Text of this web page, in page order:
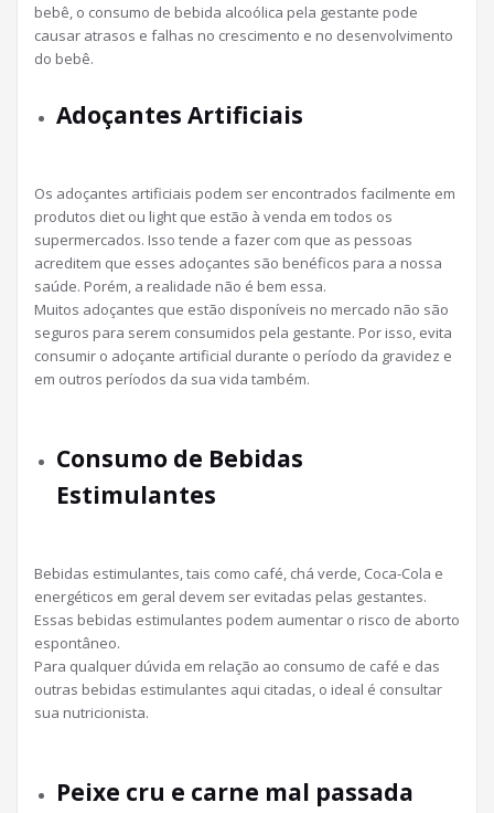
bebê, o consumo de bebida alcoólica pela gestante pode
causar atrasos e falhas no crescimento e no desenvolvimento
do bebê.
Adoçantes Artificiais
Os adoçantes artificiais podem ser encontrados facilmente em
produtos diet ou light que estão à venda em todos os
supermercados. Isso tende a fazer com que as pessoas
acreditem que esses adoçantes são benéficos para a nossa
saúde. Porém, a realidade não é bem essa.
Muitos adoçantes que estão disponíveis no mercado não são
seguros para serem consumidos pela gestante. Por isso, evita
consumir o adoçante artificial durante o período da gravidez e
em outros períodos da sua vida também.
Consumo de Bebidas
Estimulantes
Bebidas estimulantes, tais como café, chá verde, Coca-Cola e
energéticos em geral devem ser evitadas pelas gestantes.
Essas bebidas estimulantes podem aumentar o risco de aborto
espontâneo.
Para qualquer dúvida em relação ao consumo de café e das
outras bebidas estimulantes aqui citadas, o ideal é consultar
sua nutricionista.
Peixe cru e carne mal passada